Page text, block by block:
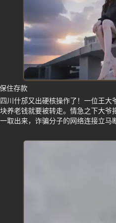
住存款
川什邡又出硬核操作了！一位王大
养老钱就要被转走。情急之下大
取出来，诈骗分子的网络连接立